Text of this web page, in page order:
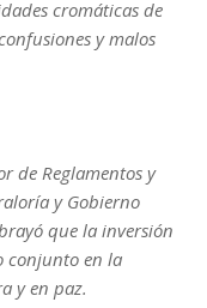
cromáticas de
y malos
de Reglamentos y
y Gobierno
que la inversión
conjunto en la
y en paz.